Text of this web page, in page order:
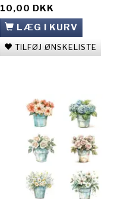
10,00 DKK
LÆG I KURV
TILFØJ ØNSKELISTE